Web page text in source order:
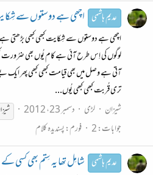
عدیم ہاشمی اچھی ہے دوستوں سے
اچھی ہے دوستوں سے شِکایت کبھی کبھی بڑھتی ہے
لوگوں کی اِس طرح آئی ہے کام یُوں بھی ضرُورت
آتی ہے وصل میں بھی قیامت کبھی کبھی پھر
تری قُربت کبھی کبھی یُوں...
شیزان
لڑی دسمبر 23، 2012
جوابات: 2 فورم:پسندیدہ کلام
عدیم ہاشمی شامِل تھا یہ سِتم بھی کسی